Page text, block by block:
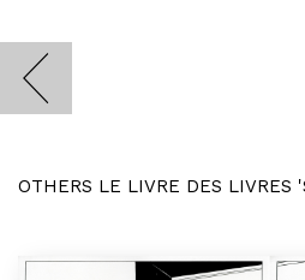
OTHERS LE LIVRE DES LIVRES